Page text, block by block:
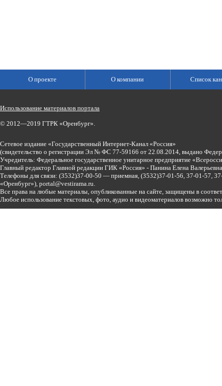
О проекте О компании Список
Использование материалов портала
© 2012—2019 ГТРК «Оренбург».
Сетевое издание «Государственный Интернет-Канал «Россия»
(свидетельство о регистрации Эл № ФС 77-59166 от 22.08.2014, выдано
Учредитель: Федеральное государственное унитарное предприятие
Главный редактор Главной редакции ГИК «Россия» - Панина Елена
Телефоны для связи: (3532)37-00-50 — приемная, (3532)37-01-56, 37-01-57,
«Оренбург»), portal@vestirama.ru.
Все права на любые материалы, опубликованные на сайте, защищены в
Любое использование текстовых, фото, аудио и видеоматериалов возможно